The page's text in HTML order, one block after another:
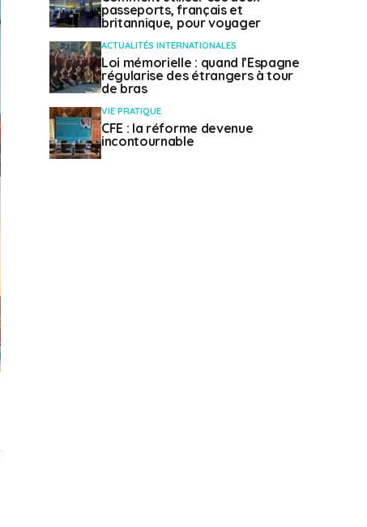
passeports, français et
britannique, pour voyager
ACTUALITÉS INTERNATIONALES
Loi mémorielle : quand l’Espagne
régularise des étrangers à tour
de bras
VIE PRATIQUE
CFE : la réforme devenue
incontournable